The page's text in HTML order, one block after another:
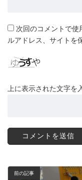
次回のコメントで使
ルアドレス、サイトを
上に表示された文字を
前の記事